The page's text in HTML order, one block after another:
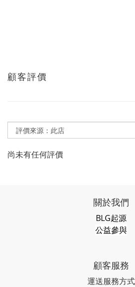
顧客評價
尚未有任何評價
關於我們
BLG起源
公益參與
顧客服務
運送服務方式